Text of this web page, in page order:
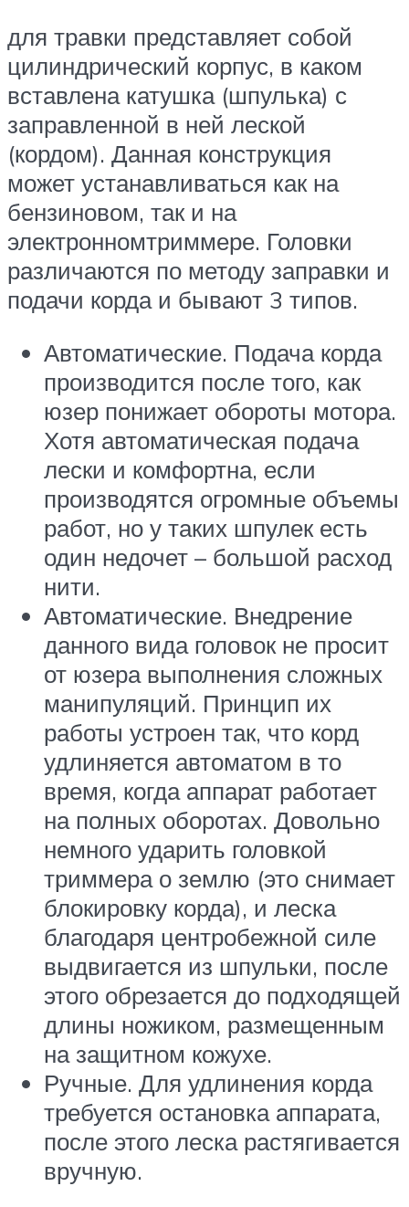
для травки представляет собой
цилиндрический корпус, в каком
вставлена катушка (шпулька) с
заправленной в ней леской
(кордом). Данная конструкция
может устанавливаться как на
бензиновом, так и на
электронномтриммере. Головки
различаются по методу заправки и
подачи корда и бывают 3 типов.
Автоматические. Подача корда
производится после того, как
юзер понижает обороты мотора.
Хотя автоматическая подача
лески и комфортна, если
производятся огромные объемы
работ, но у таких шпулек есть
один недочет – большой расход
нити.
Автоматические. Внедрение
данного вида головок не просит
от юзера выполнения сложных
манипуляций. Принцип их
работы устроен так, что корд
удлиняется автоматом в то
время, когда аппарат работает
на полных оборотах. Довольно
немного ударить головкой
триммера о землю (это снимает
блокировку корда), и леска
благодаря центробежной силе
выдвигается из шпульки, после
этого обрезается до подходящей
длины ножиком, размещенным
на защитном кожухе.
Ручные. Для удлинения корда
требуется остановка аппарата,
после этого леска растягивается
вручную.